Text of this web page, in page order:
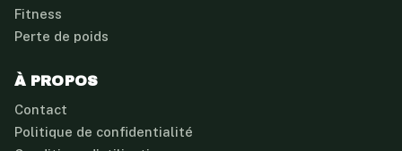
Fitness
Perte de poids
À PROPOS
Contact
Politique de confidentialité